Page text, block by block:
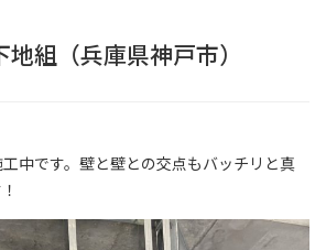
組（兵庫県神戸市）
中です。壁と壁との交点もバッチリと真